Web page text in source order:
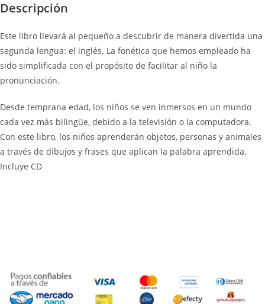
Descripción
Este libro llevará al pequeño a descubrir de manera divertida una
segunda lengua: el inglés. La fonética que hemos empleado ha
sido simplificada con el propósito de facilitar al niño la
pronunciación.
Desde temprana edad, los niños se ven inmersos en un mundo
cada vez más bilingüe, debido a la televisión o la computadora.
Con este libro, los niños aprenderán objetos, personas y animales
a través de dibujos y frases que aplican la palabra aprendida.
Incluye CD